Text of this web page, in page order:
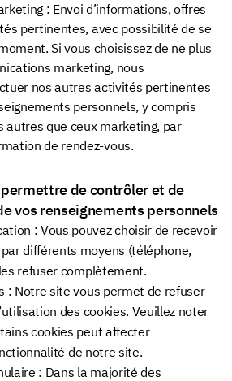
: Envoi d’informations, offres
pertinentes, avec possibilité de se
Si vous choisissez de ne plus
marketing, nous
nos autres activités pertinentes
personnels, y compris
autres que ceux marketing, par
de rendez-vous.
de contrôler et de
vos renseignements personnels
: Vous pouvez choisir de recevoir
différents moyens (téléphone,
refuser complètement.
: Notre site vous permet de refuser
des cookies. Veuillez noter
cookies peut affecter
de notre site.
: Dans la majorité des